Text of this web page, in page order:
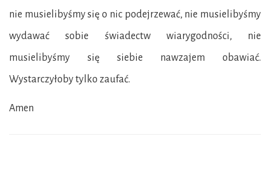
nie musielibyśmy się o nic podejrzewać, nie musielibyśmy
wydawać sobie świadectw wiarygodności, nie
musielibyśmy się siebie nawzajem obawiać.
Wystarczyłoby tylko zaufać.
Amen